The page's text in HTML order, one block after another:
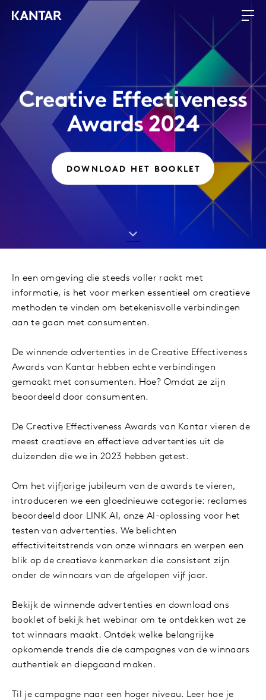
Creative Effectiveness
Awards 2024
DOWNLOAD HET BOOKLET
In een omgeving die steeds voller raakt met
informatie, is het voor merken essentieel om creatieve
methoden te vinden om betekenisvolle verbindingen
aan te gaan met consumenten.
De winnende advertenties in de Creative Effectiveness
Awards van Kantar hebben echte verbindingen
gemaakt met consumenten. Hoe? Omdat ze zijn
beoordeeld door consumenten.
De Creative Effectiveness Awards van Kantar vieren de
meest creatieve en effectieve advertenties uit de
duizenden die we in 2023 hebben getest.
Om het vijfjarige jubileum van de awards te vieren,
introduceren we een gloednieuwe categorie: reclames
beoordeeld door LINK AI, onze AI-oplossing voor het
testen van advertenties. We belichten
effectiviteitstrends van onze winnaars en werpen een
blik op de creatieve kenmerken die consistent zijn
onder de winnaars van de afgelopen vijf jaar.
Bekijk de winnende advertenties en download ons
booklet of bekijk het webinar om te ontdekken wat ze
tot winnaars maakt. Ontdek welke belangrijke
opkomende trends die de campagnes van de winnaars
authentiek en diepgaand maken.
Til je campagne naar een hoger niveau. Leer hoe je